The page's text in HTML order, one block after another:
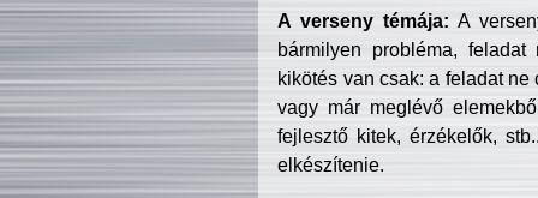
A verseny témája: A
bármilyen probléma, feladat
kikötés van csak: a feladat
vagy már meglévő
fejlesztő kitek, érzékelők,
elkészítenie.